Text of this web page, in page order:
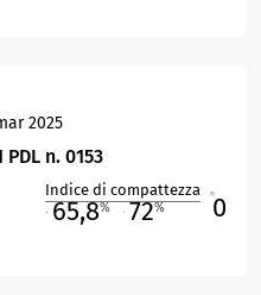
2025
n. 0153
Indice di compattezza
65,8% 72% 0